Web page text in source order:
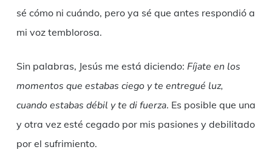
sé cómo ni cuándo, pero ya sé que antes respondió a
mi voz temblorosa.
Sin palabras, Jesús me está diciendo: Fíjate en los
momentos que estabas ciego y te entregué luz,
cuando estabas débil y te di fuerza. Es posible que una
y otra vez esté cegado por mis pasiones y debilitado
por el sufrimiento.